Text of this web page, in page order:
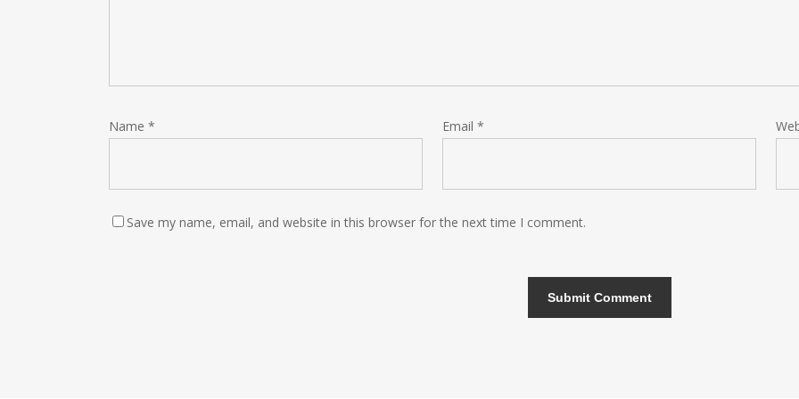
Name * Email *
Save my name, email, and website in this browser for the next time I comment.